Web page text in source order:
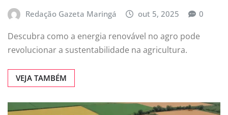
Redação Gazeta Maringá out 5, 2025 0
Descubra como a energia renovável no agro pode
revolucionar a sustentabilidade na agricultura.
VEJA TAMBÉM